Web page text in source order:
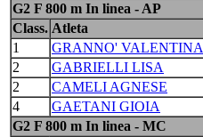
G2 F 800 m In linea - AP
Class. Atleta
1
GRANNO' VALENTINA
2
GABRIELLI LISA
2
CAMELI AGNESE
4
GAETANI GIOIA
G2 F 800 m In linea - MC